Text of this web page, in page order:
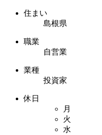
住まい
島根県
職業
自営業
業種
投資家
休日
月
火
水